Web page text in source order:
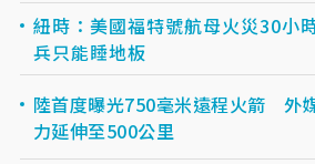
紐時：美國福特號航母火災30
兵只能睡地板
陸首度曝光750毫米遠程火箭 外
力延伸至500公里